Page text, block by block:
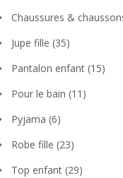
Chaussures &
Jupe fille (35)
Pantalon enfant (15)
Pour le bain (11)
Pyjama (6)
Robe fille (23)
Top enfant (29)